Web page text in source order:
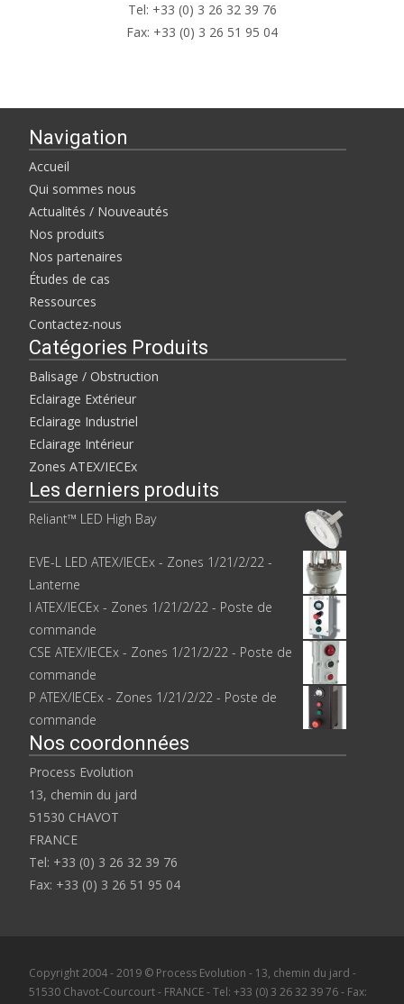
Tel: +33 (0) 3 26 32 39 76
Fax: +33 (0) 3 26 51 95 04
Navigation
Accueil
Qui sommes nous
Actualités / Nouveautés
Nos produits
Nos partenaires
Études de cas
Ressources
Contactez-nous
Catégories Produits
Balisage / Obstruction
Eclairage Extérieur
Eclairage Industriel
Eclairage Intérieur
Zones ATEX/IECEx
Les derniers produits
Reliant™ LED High Bay
EVE-L LED ATEX/IECEx - Zones 1/21/2/22 -
Lanterne
I ATEX/IECEx - Zones 1/21/2/22 - Poste de
commande
CSE ATEX/IECEx - Zones 1/21/2/22 - Poste de
commande
P ATEX/IECEx - Zones 1/21/2/22 - Poste de
commande
Nos coordonnées
Process Evolution
13, chemin du jard
51530 CHAVOT
FRANCE
Tel: +33 (0) 3 26 32 39 76
Fax: +33 (0) 3 26 51 95 04
Copyright 2004 - 2019 © Process Evolution - 13, chemin du jard -
51530 Chavot-Courcourt - FRANCE - Tel: +33 (0) 3 26 32 39 76 - Fax: